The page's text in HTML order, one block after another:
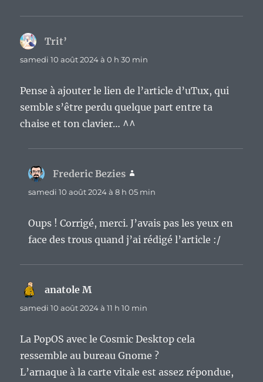
Trit’
samedi 10 août 2024 à 0 h 30 min
Pense à ajouter le lien de l’article d’uTux, qui
semble s’être perdu quelque part entre ta
chaise et ton clavier… ^^
Frederic Bezies
samedi 10 août 2024 à 8 h 05 min
Oups ! Corrigé, merci. J’avais pas les yeux en
face des trous quand j’ai rédigé l’article :/
anatole Mdit :
samedi 10 août 2024 à 11 h 10 min
La PopOS avec le Cosmic Desktop cela
ressemble au bureau Gnome ?
L’arnaque à la carte vitale est assez répondue,